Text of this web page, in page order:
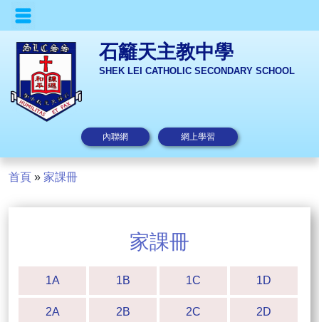
石籬天主教中學
SHEK LEI CATHOLIC SECONDARY SCHOOL
內聯網 網上學習
首頁 » 家課冊
家課冊
1A 1B 1C 1D
2A 2B 2C 2D